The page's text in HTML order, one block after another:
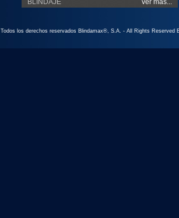
BLINDAJE ver más...
Todos los derechos reservados Blindamax®, S.A. -All Rights Reserved